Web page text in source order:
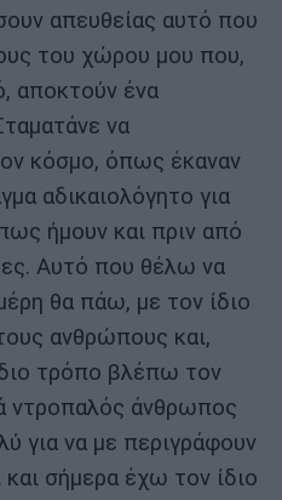
απευθείας αυτό που
του χώρου μου που,
αποκτούν ένα
να
κόσμο, όπως έκαναν
αδικαιολόγητο για
ήμουν και πριν από
Αυτό που θέλω να
θα πάω, με τον ίδιο
ανθρώπους και,
τρόπο βλέπω τον
ντροπαλός άνθρωπος
για να με περιγράφουν
σήμερα έχω τον ίδιο